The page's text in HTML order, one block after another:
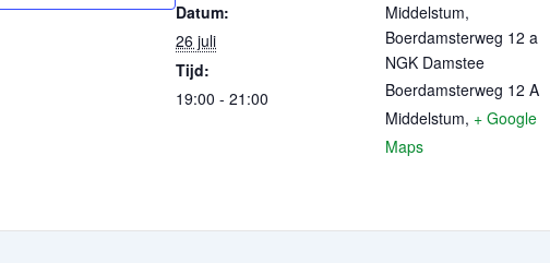
Datum:
26 juli
Tijd:
19:00 - 21:00
Middelstum,
Boerdamsterweg 12 a
NGK Damstee
Boerdamsterweg 12 A
Middelstum, + Google
Maps